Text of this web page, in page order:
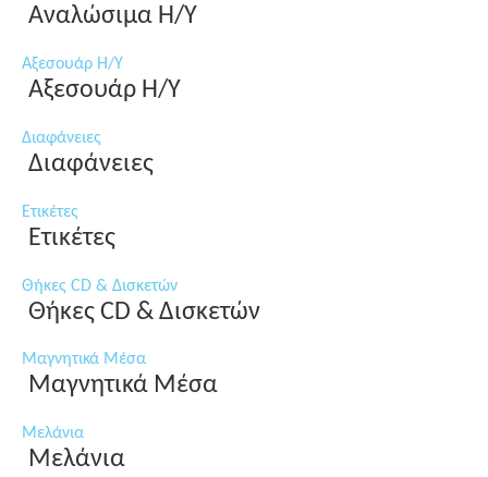
Αναλώσιμα Η/Υ
Αξεσουάρ Η/Υ
Αξεσουάρ Η/Υ
Διαφάνειες
Διαφάνειες
Ετικέτες
Ετικέτες
Θήκες CD & Δισκετών
Θήκες CD & Δισκετών
Μαγνητικά Μέσα
Μαγνητικά Μέσα
Μελάνια
Μελάνια